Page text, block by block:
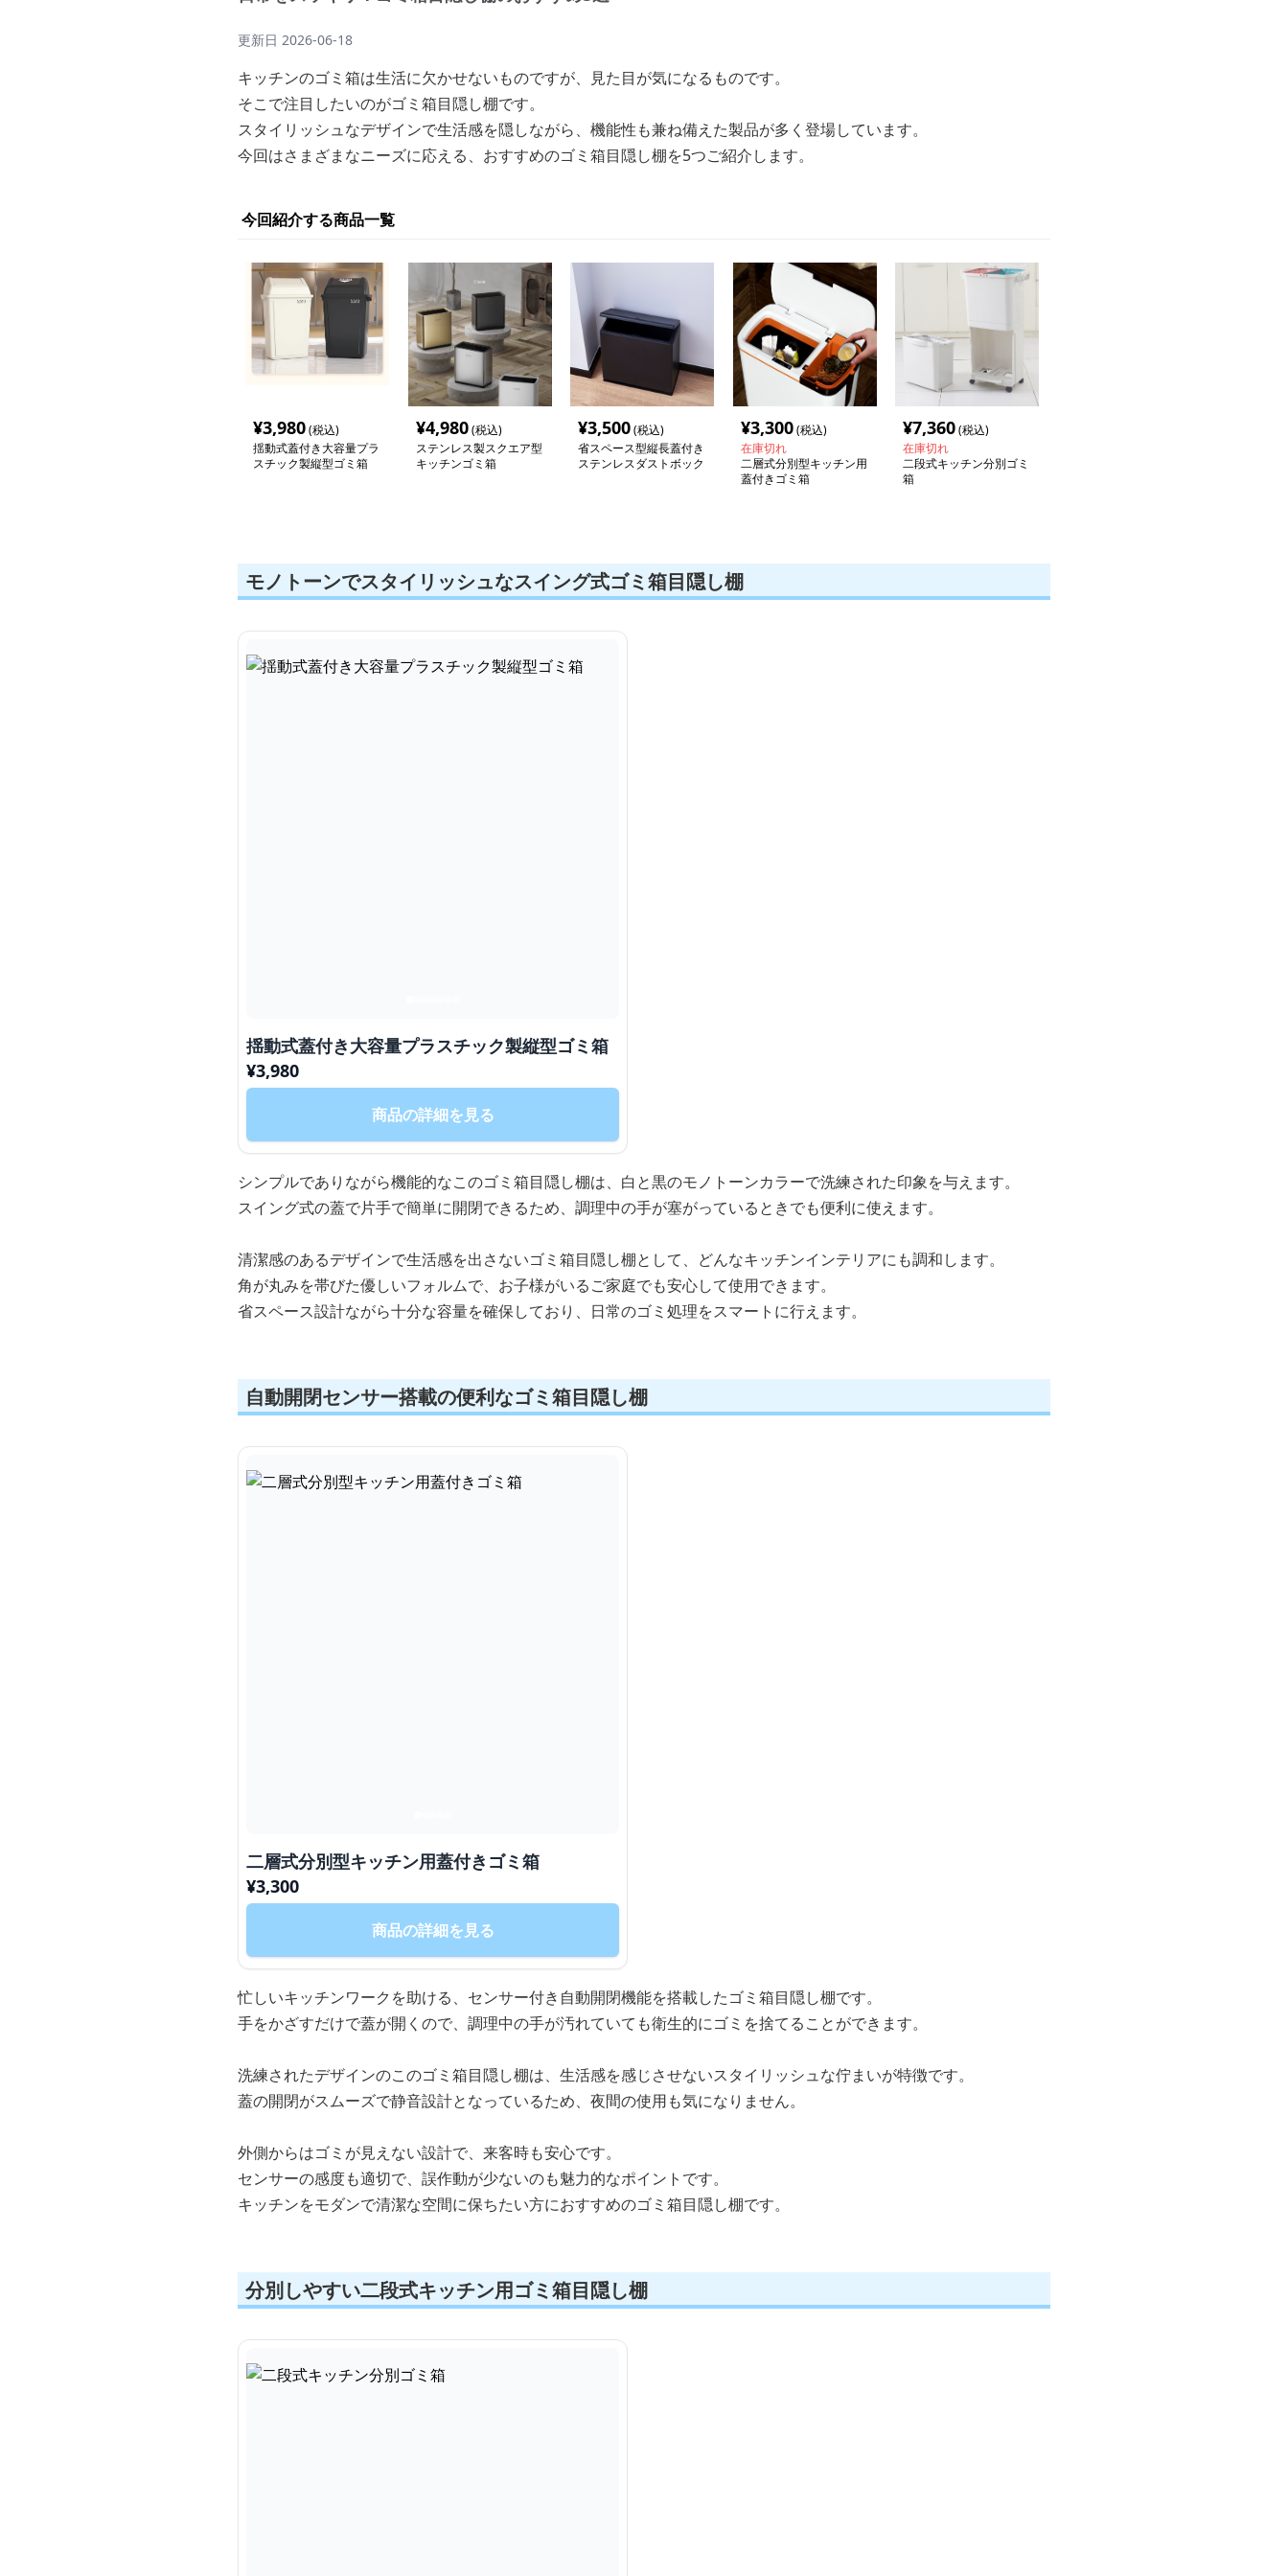
更新日 2026-06-18
キッチンのゴミ箱は生活に欠かせないものですが、見た目が気になるものです。
そこで注目したいのがゴミ箱目隠し棚です。
スタイリッシュなデザインで生活感を隠しながら、機能性も兼ね備えた製品が多く登場しています。
今回はさまざまなニーズに応える、おすすめのゴミ箱目隠し棚を5つご紹介します。
今回紹介する商品一覧
¥3,980(税込)
揺動式蓋付き大容量プラ
スチック製縦型ゴミ箱
¥4,980(税込)
ステンレス製スクエア型
キッチンゴミ箱
¥3,500(税込)
省スペース型縦長蓋付き
ステンレスダストボック
¥3,300(税込)
在庫切れ
二層式分別型キッチン用
蓋付きゴミ箱
¥7,360(税込)
在庫切れ
二段式キッチン分別ゴミ
箱
モノトーンでスタイリッシュなスイング式ゴミ箱目隠し棚
揺動式蓋付き大容量プラスチック製縦型ゴミ箱
¥3,980
商品の詳細を見る
シンプルでありながら機能的なこのゴミ箱目隠し棚は、白と黒のモノトーンカラーで洗練された印象を与えます。
スイング式の蓋で片手で簡単に開閉できるため、調理中の手が塞がっているときでも便利に使えます。
清潔感のあるデザインで生活感を出さないゴミ箱目隠し棚として、どんなキッチンインテリアにも調和します。
角が丸みを帯びた優しいフォルムで、お子様がいるご家庭でも安心して使用できます。
省スペース設計ながら十分な容量を確保しており、日常のゴミ処理をスマートに行えます。
自動開閉センサー搭載の便利なゴミ箱目隠し棚
二層式分別型キッチン用蓋付きゴミ箱
¥3,300
商品の詳細を見る
忙しいキッチンワークを助ける、センサー付き自動開閉機能を搭載したゴミ箱目隠し棚です。
手をかざすだけで蓋が開くので、調理中の手が汚れていても衛生的にゴミを捨てることができます。
洗練されたデザインのこのゴミ箱目隠し棚は、生活感を感じさせないスタイリッシュな佇まいが特徴です。
蓋の開閉がスムーズで静音設計となっているため、夜間の使用も気になりません。
外側からはゴミが見えない設計で、来客時も安心です。
センサーの感度も適切で、誤作動が少ないのも魅力的なポイントです。
キッチンをモダンで清潔な空間に保ちたい方におすすめのゴミ箱目隠し棚です。
分別しやすい二段式キッチン用ゴミ箱目隠し棚